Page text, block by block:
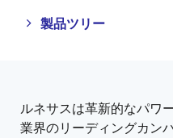
製品ツリー
Close
Open
ルネサスは革新的なパワ
業界のリーディングカン